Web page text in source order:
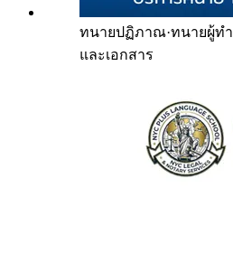
ทนายปฏิภาณ·ทนายผู้ท
และเอกสาร